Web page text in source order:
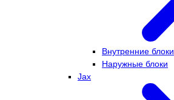
Внутренние блоки
Наружные блоки
Jax